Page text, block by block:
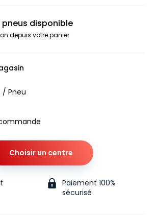
disponible
depuis votre panier
/ Pneu
Choisir un centre
Paiement 100%
sécurisé